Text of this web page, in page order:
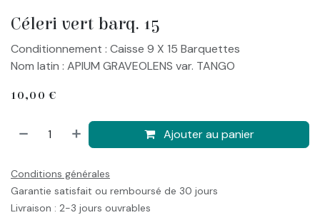
Céleri vert barq. 15
Conditionnement : Caisse 9 X 15 Barquettes
Nom latin : APIUM GRAVEOLENS var. TANGO
10,00 €
Ajouter au panier
Conditions générales
Garantie satisfait ou remboursé de 30 jours
Livraison : 2-3 jours ouvrables